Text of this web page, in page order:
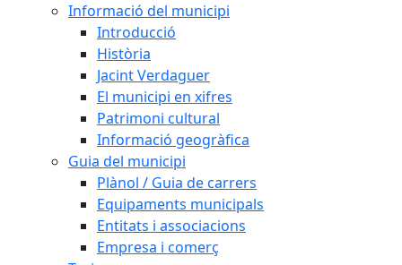
Informació del municipi
Introducció
Història
Jacint Verdaguer
El municipi en xifres
Patrimoni cultural
Informació geogràfica
Guia del municipi
Plànol / Guia de carrers
Equipaments municipals
Entitats i associacions
Empresa i comerç